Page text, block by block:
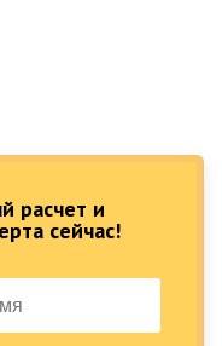
расчет и
сейчас!